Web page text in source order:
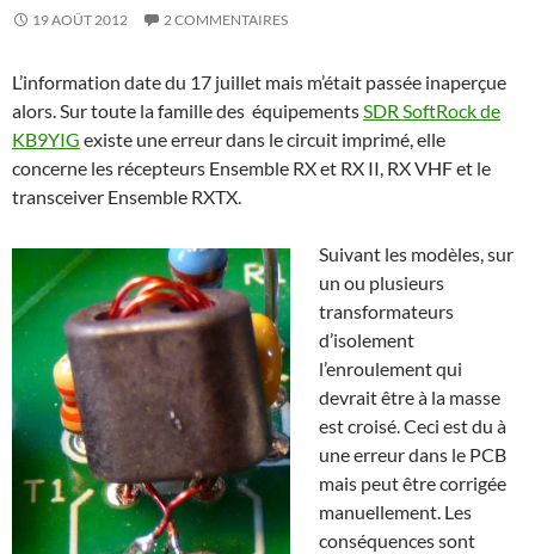
19 AOÛT 2012 2 COMMENTAIRES
L’information date du 17 juillet mais m’était passée inaperçue
alors. Sur toute la famille des équipementsSDR SoftRock de
KB9YIG existe une erreur dans le circuit imprimé, elle
concerne les récepteurs Ensemble RX et RX II, RX VHF et le
transceiver Ensemble RXTX.
Suivant les modèles, sur
un ou plusieurs
transformateurs
d’isolement
l’enroulement qui
devrait être à la masse
est croisé. Ceci est du à
une erreur dans le PCB
mais peut être corrigée
manuellement. Les
conséquences sont